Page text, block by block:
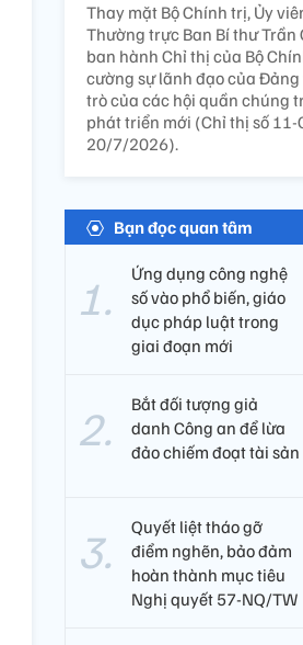
Thay mặt Bộ Chính trị, Ủy
Thường trực Ban Bí thư Trần
ban hành Chỉ thị của Bộ
cường sự lãnh đạo của
trò của các hội quần chúng
phát triển mới (Chỉ thị số 11-
20/7/2026).
Bạn đọc quan tâm
Ứng dụng công nghệ
số vào phổ biến, giáo
dục pháp luật trong
giai đoạn mới
Bắt đối tượng giả
danh Công an để lừa
đảo chiếm đoạt tài sản
Quyết liệt tháo gỡ
điểm nghẽn, bảo đảm
hoàn thành mục tiêu
Nghị quyết 57-NQ/TW